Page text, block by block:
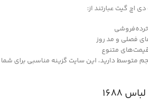
اچ گیت عبارتند از:
فصلی و مد روز
متنوع
متوسط دارید، این سایت گزینه مناسبی برای شما
1688